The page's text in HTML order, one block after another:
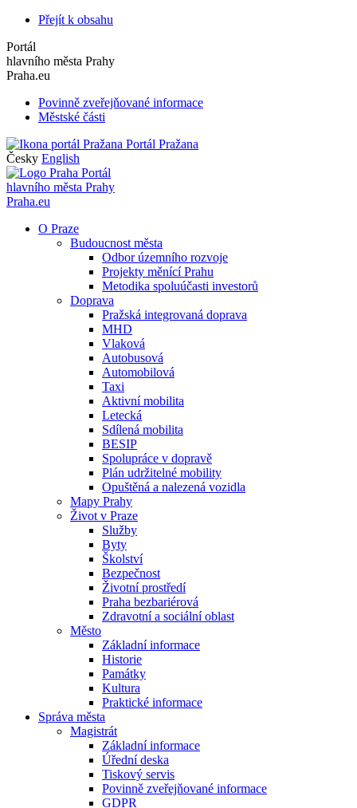
Přejít k obsahu
Portál
hlavního města Prahy
Praha.eu
Povinně zveřejňované informace
Městské části
Portál Pražana
Česky English
Portál
hlavního města Prahy
Praha.eu
O Praze
Budoucnost města
Odbor územního rozvoje
Projekty měnící Prahu
Metodika spoluúčasti investorů
Doprava
Pražská integrovaná doprava
MHD
Vlaková
Autobusová
Automobilová
Taxi
Aktivní mobilita
Letecká
Sdílená mobilita
BESIP
Spolupráce v dopravě
Plán udržitelné mobility
Opuštěná a nalezená vozidla
Mapy Prahy
Život v Praze
Služby
Byty
Školství
Bezpečnost
Životní prostředí
Praha bezbariérová
Zdravotní a sociální oblast
Město
Základní informace
Historie
Památky
Kultura
Praktické informace
Správa města
Magistrát
Základní informace
Úřední deska
Tiskový servis
Povinně zveřejňované informace
GDPR